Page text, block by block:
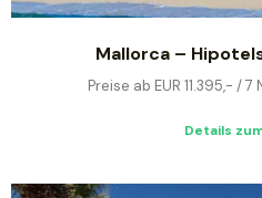
Mallorca –
Preise ab EUR 11.395,- /
Details